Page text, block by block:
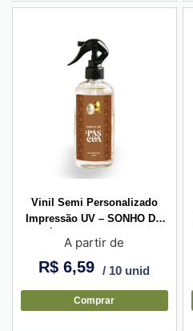
Vinil Semi Personalizado
Impressão UV – SONHO DE
Vertical
A partir de
R$ 6,59 / 10 unid
Comprar